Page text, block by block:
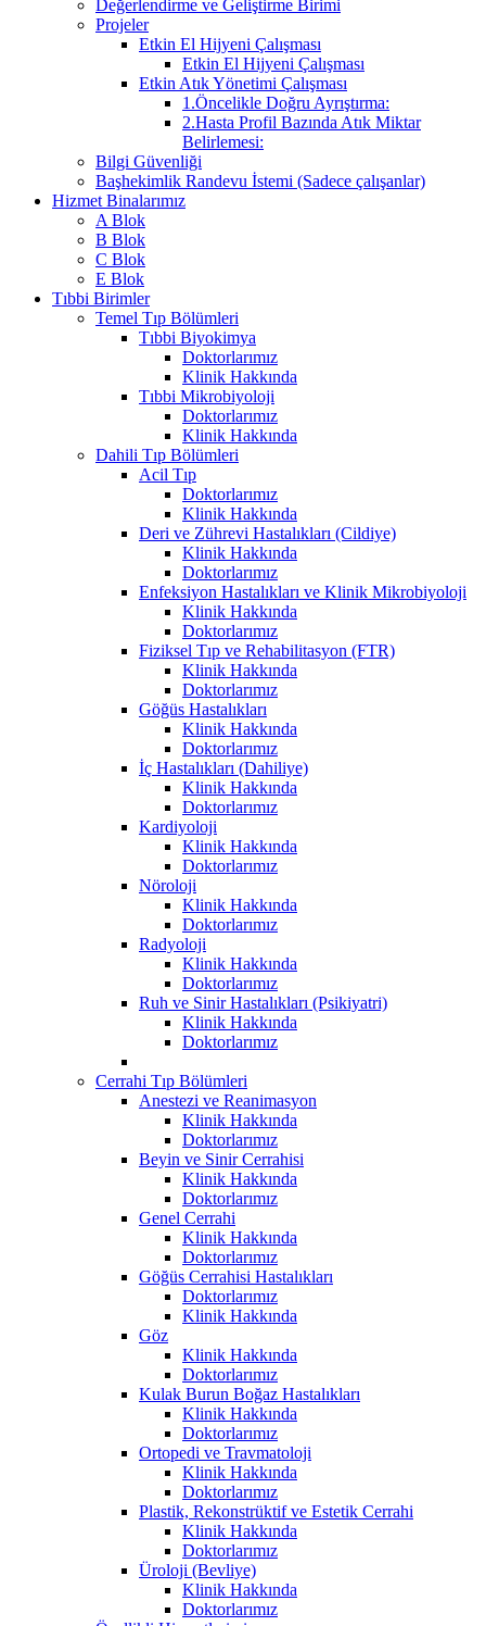
Değerlendirme ve Geliştirme Birimi
Projeler
Etkin El Hijyeni Çalışması
Etkin El Hijyeni Çalışması
Etkin Atık Yönetimi Çalışması
1.Öncelikle Doğru Ayrıştırma:
2.Hasta Profil Bazında Atık Miktar
Belirlemesi:
Bilgi Güvenliği
Başhekimlik Randevu İstemi (Sadece çalışanlar)
Hizmet Binalarımız
A Blok
B Blok
C Blok
E Blok
Tıbbi Birimler
Temel Tıp Bölümleri
Tıbbi Biyokimya
Doktorlarımız
Klinik Hakkında
Tıbbi Mikrobiyoloji
Doktorlarımız
Klinik Hakkında
Dahili Tıp Bölümleri
Acil Tıp
Doktorlarımız
Klinik Hakkında
Deri ve Zührevi Hastalıkları (Cildiye)
Klinik Hakkında
Doktorlarımız
Enfeksiyon Hastalıkları ve Klinik Mikrobiyoloji
Klinik Hakkında
Doktorlarımız
Fiziksel Tıp ve Rehabilitasyon (FTR)
Klinik Hakkında
Doktorlarımız
Göğüs Hastalıkları
Klinik Hakkında
Doktorlarımız
İç Hastalıkları (Dahiliye)
Klinik Hakkında
Doktorlarımız
Kardiyoloji
Klinik Hakkında
Doktorlarımız
Nöroloji
Klinik Hakkında
Doktorlarımız
Radyoloji
Klinik Hakkında
Doktorlarımız
Ruh ve Sinir Hastalıkları (Psikiyatri)
Klinik Hakkında
Doktorlarımız
Cerrahi Tıp Bölümleri
Anestezi ve Reanimasyon
Klinik Hakkında
Doktorlarımız
Beyin ve Sinir Cerrahisi
Klinik Hakkında
Doktorlarımız
Genel Cerrahi
Klinik Hakkında
Doktorlarımız
Göğüs Cerrahisi Hastalıkları
Doktorlarımız
Klinik Hakkında
Göz
Klinik Hakkında
Doktorlarımız
Kulak Burun Boğaz Hastalıkları
Klinik Hakkında
Doktorlarımız
Ortopedi ve Travmatoloji
Klinik Hakkında
Doktorlarımız
Plastik, Rekonstrüktif ve Estetik Cerrahi
Klinik Hakkında
Doktorlarımız
Üroloji (Bevliye)
Klinik Hakkında
Doktorlarımız